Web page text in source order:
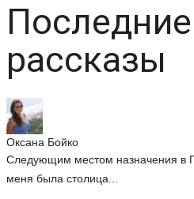
Последние
рассказы
Оксана Бойко
Следующим местом назначения в
меня была столица...